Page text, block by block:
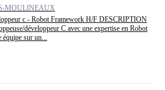
MOULINEAUX
c - Robot Framework H/F DESCRIPTION
développeur C avec une expertise en Robot
sur un...